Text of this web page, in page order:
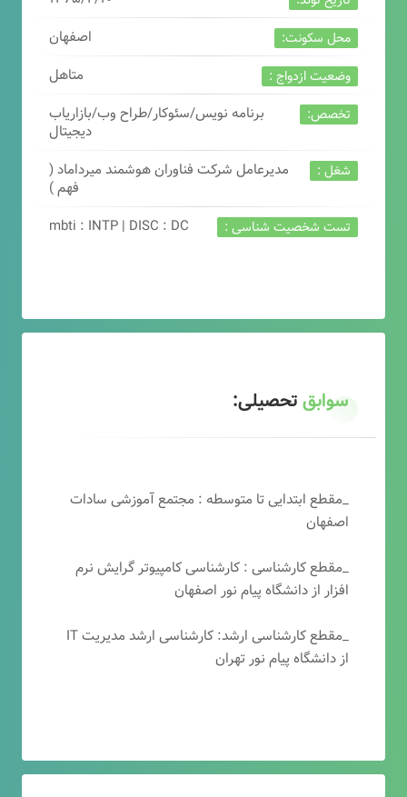
محل سکونت: اصفهان
وضعیت ازدواج : متاهل
تخصص:
برنامه نویس/سئوکار/طراح وب/بازاریاب
دیجیتال
شغل :
مدیرعامل شرکت فناوران هوشمند میرداماد (
فهم )
تست شخصیت شناسی : mbti : INTP | DISC : DC
سوابقتحصیلی:
_مقطع ابتدایی تا متوسطه : مجتمع آموزشی سادات
اصفهان
_مقطع کارشناسی : کارشناسی کامپیوتر گرایش نرم
افزار از دانشگاه پیام نور اصفهان
_مقطع کارشناسی ارشد: کارشناسی ارشد مدیریت IT
از دانشگاه پیام نور تهران